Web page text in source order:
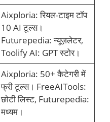
Aixploria: रियल-टाइम टॉप
10 AI टूल्स।
Futurepedia: न्यूज़लेटर,
Toolify AI: GPT स्टोर।
Aixploria: 50+ कैटेगरी में
फ्री टूल्स। FreeAITools:
छोटी लिस्ट, Futurepedia:
मध्यम।